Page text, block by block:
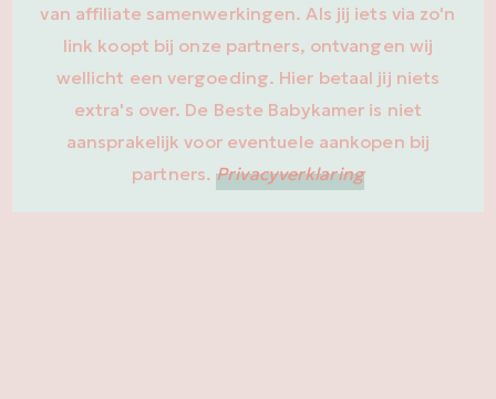
van affiliate samenwerkingen. Als jij iets via zo'n
link koopt bij onze partners, ontvangen wij
wellicht een vergoeding. Hier betaal jij niets
extra's over. De Beste Babykamer is niet
aansprakelijk voor eventuele aankopen bij
partners.Privacyverklaring